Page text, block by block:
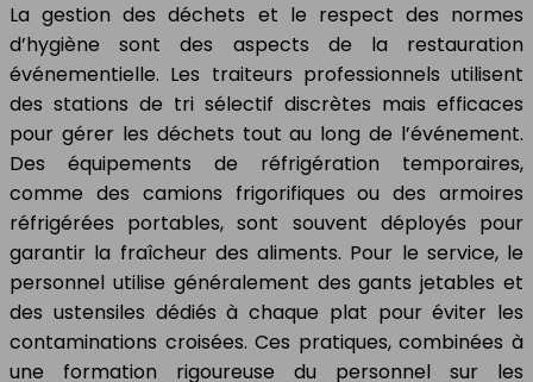
La gestion des déchets et le respect des normes
d’hygiène sont des aspects de la restauration
événementielle. Les traiteurs professionnels utilisent
des stations de tri sélectif discrètes mais efficaces
pour gérer les déchets tout au long de l’événement.
Des équipements de réfrigération temporaires,
comme des camions frigorifiques ou des armoires
réfrigérées portables, sont souvent déployés pour
garantir la fraîcheur des aliments. Pour le service, le
personnel utilise généralement des gants jetables et
des ustensiles dédiés à chaque plat pour éviter les
contaminations croisées. Ces pratiques, combinées à
une formation rigoureuse du personnel sur les